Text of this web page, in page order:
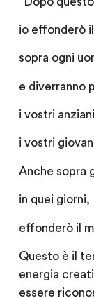
io effonderò
sopra ogni
e diverranno
i vostri
i vostri
Anche sopra
in quei giorni,
effonderò il
Questo è il
energia
essere